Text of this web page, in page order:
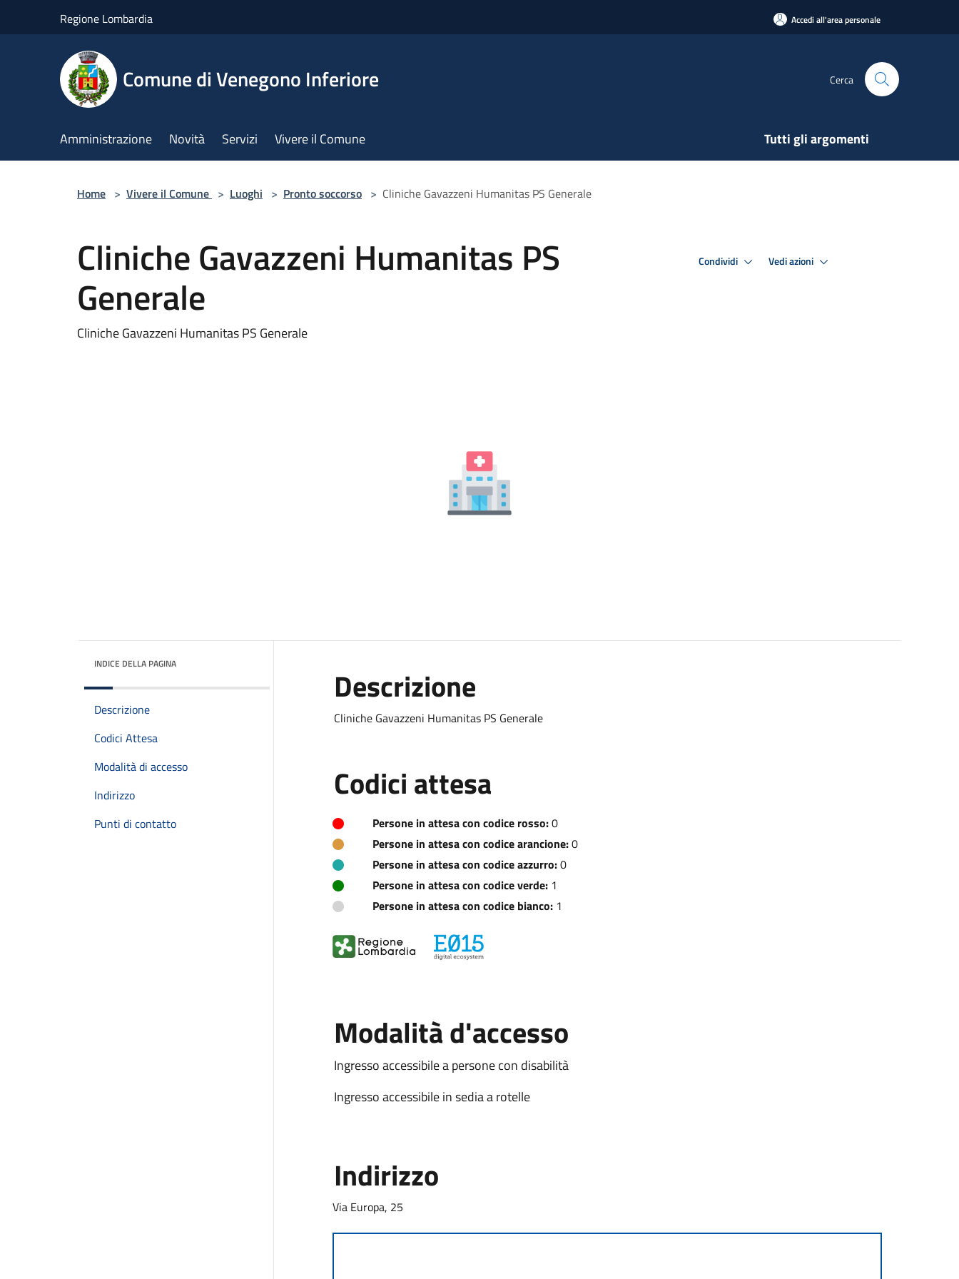
Regione Lombardia Accedi all'area personale
Comune di Venegono Inferiore Cerca
Amministrazione Novità Servizi Vivere il Comune Tutti gli argomenti
Home > Vivere il Comune > Luoghi > Pronto soccorso > Cliniche Gavazzeni Humanitas PS Generale
Cliniche Gavazzeni Humanitas PS
Generale
Cliniche Gavazzeni Humanitas PS Generale
Condividi Vedi azioni
INDICE DELLA PAGINA
Descrizione
Codici Attesa
Modalità di accesso
Indirizzo
Punti di contatto
Descrizione
Cliniche Gavazzeni Humanitas PS Generale
Codici attesa
Persone in attesa con codice rosso:0
Persone in attesa con codice arancione:0
Persone in attesa con codice azzurro:0
Persone in attesa con codice verde:1
Persone in attesa con codice bianco:1
Modalità d'accesso
Ingresso accessibile a persone con disabilità
Ingresso accessibile in sedia a rotelle
Indirizzo
Via Europa, 25